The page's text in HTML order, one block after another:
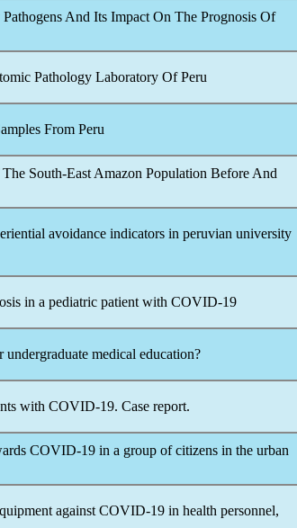
And Its Impact On The Prognosis Of
Pathology Laboratory Of Peru
From Peru
South-East Amazon Population Before And
avoidance indicators in peruvian university
in a pediatric patient with COVID-19
medical education?
with COVID-19. Case report.
COVID-19 in a group of citizens in the urban
against COVID-19 in health personnel,